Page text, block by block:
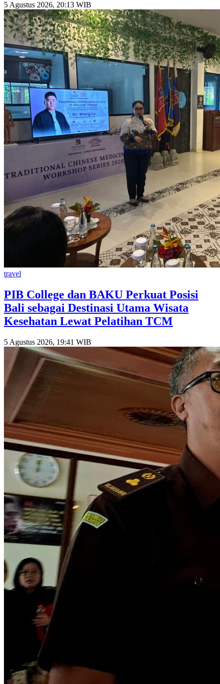
5 Agustus 2026, 20:13 WIB
travel
PIB College dan BAKU Perkuat Posisi
Bali sebagai Destinasi Utama Wisata
Kesehatan Lewat Pelatihan TCM
5 Agustus 2026, 19:41 WIB